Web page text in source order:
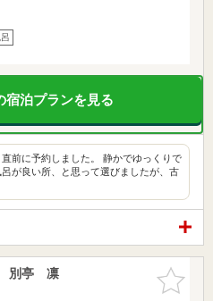
宿泊プランを見る
前に予約しました。 静かでゆっくりで
が良い所、と思って選びましたが、古
お気に入
りに追加
別亭 凛